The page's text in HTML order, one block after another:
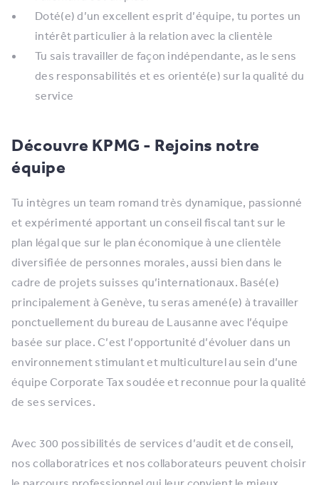
Doté(e) d’un excellent esprit d’équipe, tu portes un
intérêt particulier à la relation avec la clientèle
Tu sais travailler de façon indépendante, as le sens
des responsabilités et es orienté(e) sur la qualité du
service
Découvre KPMG - Rejoins notre
équipe
Tu intègres un team romand très dynamique, passionné
et expérimenté apportant un conseil fiscal tant sur le
plan légal que sur le plan économique à une clientèle
diversifiée de personnes morales, aussi bien dans le
cadre de projets suisses qu’internationaux. Basé(e)
principalement à Genève, tu seras amené(e) à travailler
ponctuellement du bureau de Lausanne avec l’équipe
basée sur place. C’est l’opportunité d’évoluer dans un
environnement stimulant et multiculturel au sein d’une
équipe Corporate Tax soudée et reconnue pour la qualité
de ses services.
Avec 300 possibilités de services d’audit et de conseil,
nos collaboratrices et nos collaborateurs peuvent choisir